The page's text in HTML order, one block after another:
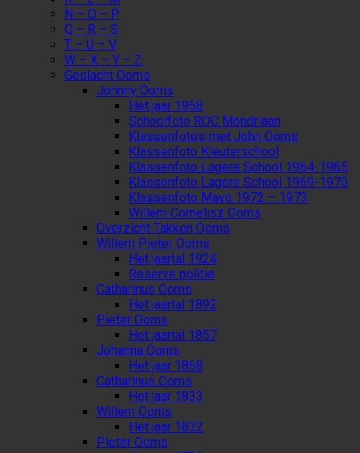
N – O – P
Q – R – S
T – U – V
W – X – Y – Z
Geslacht Ooms
Johnny Ooms
Het jaar 1958
Schoolfoto ROC Mondriaan
Klassenfoto’s met John Ooms
Klassenfoto Kleuterschool
Klassenfoto Lagere School 1964-1965
Klassenfoto Lagere School 1969-1970
Klassenfoto Mavo 1972 – 1973
Willem Cornelisz Ooms
Overzicht Takken Ooms
Willem Pieter Ooms
Het jaartal 1924
Reserve politie
Catharinus Ooms
Het jaartal 1892
Pieter Ooms
Het jaartal 1857
Johanna Ooms
Het jaar 1868
Catharinus Ooms
Het jaar 1833
Willem Ooms
Het jaar 1832
Pieter Ooms